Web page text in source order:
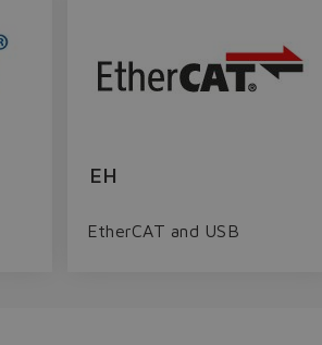
EH
EtherCAT and USB